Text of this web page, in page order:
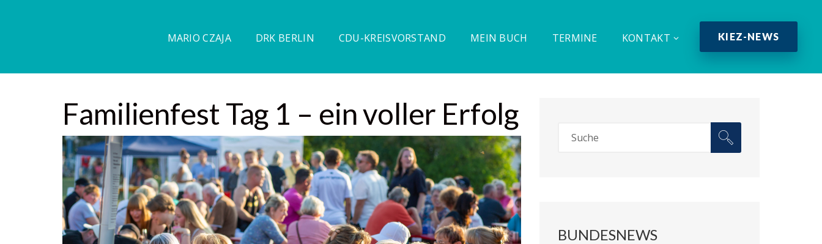
MARIO CZAJA DRK BERLIN CDU-KREISVORSTAND MEIN BUCH TERMINE KONTAKT KIEZ-NEWS
Familienfest Tag 1 – ein voller Erfolg
BUNDESNEWS